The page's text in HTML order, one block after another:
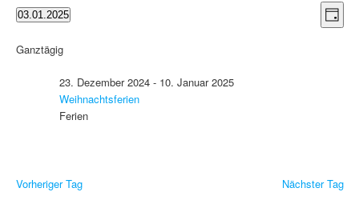
Veranstaltungen
für
3.
Tag
03.01.2025
wählen.
Ganztägig
Weihnachtsferien
23. Dezember 2024- 10. Januar 2025
Ferien
Vorheriger Tag Nächster Tag